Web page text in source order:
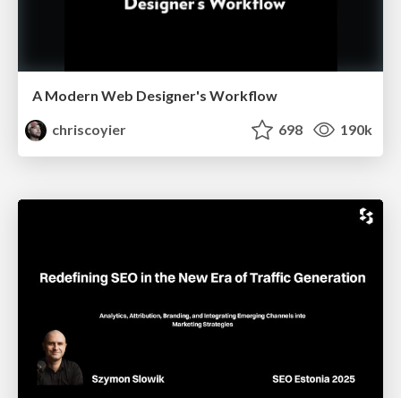
A Modern Web Designer's Workflow
chriscoyier
698 190k